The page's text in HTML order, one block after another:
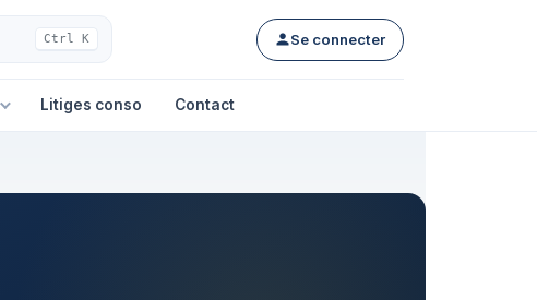
Ctrl K Se connecter
Litiges conso Contact